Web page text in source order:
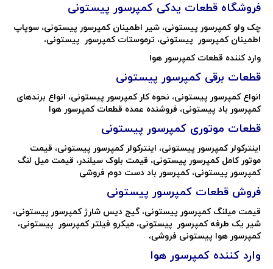
فروشگاه قطعات یدکی کمپرسور پیستونی
چک ولو کمپرسور پیستونی، شیر اطمینان کمپرسور پیستونی، سوپاپ
اطمینان کمپرسور پیستونی، ترموستات کمپرسور پیستونی،
وارد کننده قطعات کمپرسور هوا
قطعات برقی کمپرسور پیستونی
انواع کمپرسور پیستونی، نحوه کار کمپرسور پیستونی، انواع برندهای
کمپرسور باد پیستونی، فروشنده عمده قطعات کمپرسور هوا
قطعات موتوری کمپرسور پیستونی
اینترکولر کمپرسور پیستونی، اینترکولر کمپرسور پیستونی، قیمت
موتور کامل کمپرسور پیستونی، قیمت بلوک سیلندر، قیمت میل لنگ
کمپرسور پیستونی، کمپرسور باد دست دوم فروشی
فروش قطعات کمپرسور پیستونی
قیمت میلنگ کمپرسور پیستونی، گیج دیس شارژ کمپرسور پیستونی،
شیر یک طرفه کمپرسور پیستونی، میکرو فیلتر کمپرسور پیستونی،
کمپرسور هوا پیستونی فروشی،
وارد کننده کمپرسور هوا